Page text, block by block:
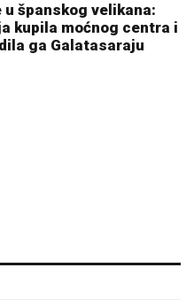
španskog velikana:
kupila moćnog centra i
ga Galatasaraju